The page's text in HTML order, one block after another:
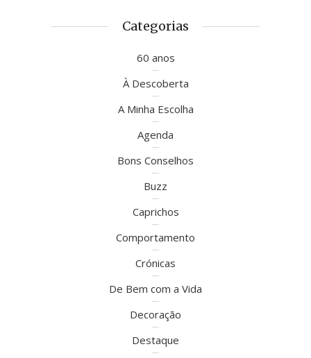
Categorias
60 anos
À Descoberta
A Minha Escolha
Agenda
Bons Conselhos
Buzz
Caprichos
Comportamento
Crónicas
De Bem com a Vida
Decoração
Destaque